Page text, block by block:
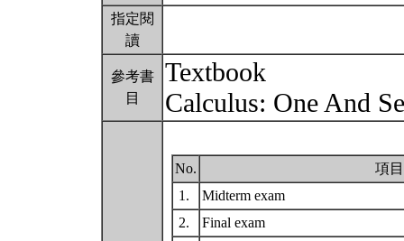
指定閱
讀
參考書
目
Textbook
Calculus: One And
No.
項目
1.
Midterm exam
2.
Final exam